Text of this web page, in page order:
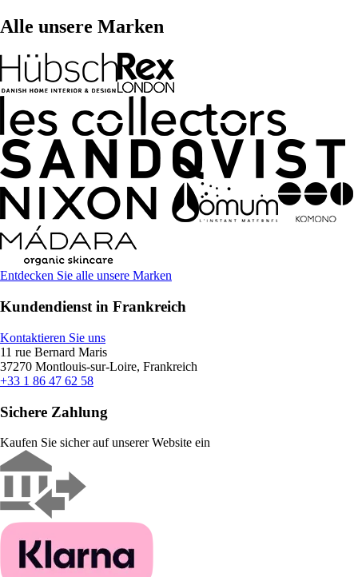
Alle unsere Marken
Entdecken Sie alle unsere Marken
Kundendienst in Frankreich
Kontaktieren Sie uns
11 rue Bernard Maris
37270 Montlouis-sur-Loire, Frankreich
+33 1 86 47 62 58
Sichere Zahlung
Kaufen Sie sicher auf unserer Website ein